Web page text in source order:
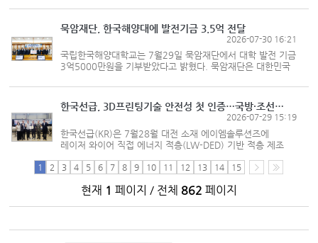
1만9000TEU급 컨테이너선 총 14척에 탑재될 선박용 엔진
계약을 체결했다고 밝혔다. 이번 계약의...
묵암재단, 한국해양대에 발전기금 3.5억 전달
2026-07-30 16:21
국립한국해양대학교는 7월29일 묵암재단에서 대학 발전 기금
3억5000만원을 기부받았다고 밝혔다. 묵암재단은 대한민국
명예회장이 후학 양성을 위해 사재를 출연해 설립한 재단이다.
한국해양대 1기(1945...
한국선급, 3D프린팅기술 안전성 첫 인증…국방·조선 활용 기대
2026-07-29 15:19
한국선급(KR)은 7월28월 대전 소재 에이엠솔루션즈에
레이저 와이어 직접 에너지 적층(LW-DED) 기반 적층 제조
금속 구조물의 손상 부위를 적층 제조, 이른바 3D 프린팅으로
1 2 3 4 5 6 7 8 9 10 11 12 13 14 15
현재 1 페이지 / 전체 862 페이지